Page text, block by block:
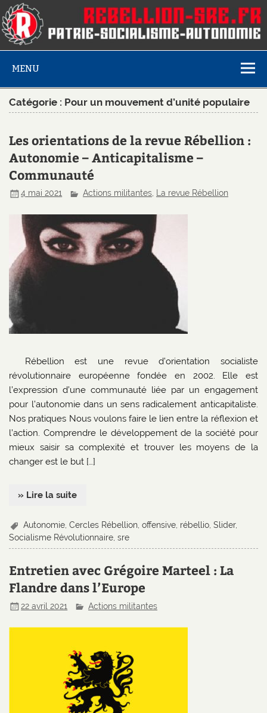
MENU
Catégorie : Pour un mouvement d’unité populaire
Les orientations de la revue Rébellion :
Autonomie – Anticapitalisme –
Communauté
4 mai 2021 Actions militantes, La revue Rébellion
Rébellion est une revue d’orientation socialiste
révolutionnaire européenne fondée en 2002. Elle est
l’expression d’une communauté liée par un engagement
pour l’autonomie dans un sens radicalement anticapitaliste.
Nos pratiques Nous voulons faire le lien entre la réflexion et
l’action. Comprendre le développement de la société pour
mieux saisir sa complexité et trouver les moyens de la
changer est le but […]
» Lire la suite
Autonomie ,Cercles Rébellion ,offensive rébellio ,Slider,
Socialisme Révolutionnaire ,sre
Entretien avec Grégoire Marteel : La
Flandre dans l’Europe
22 avril 2021 Actions militantes